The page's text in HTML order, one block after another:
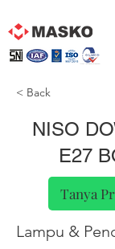
< Back
NISO
E27
Tanya
Lampu &